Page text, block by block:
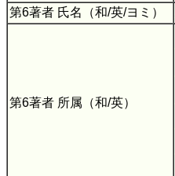
第6著者 氏名（和/英/ヨミ）
第6著者 所属（和/英）